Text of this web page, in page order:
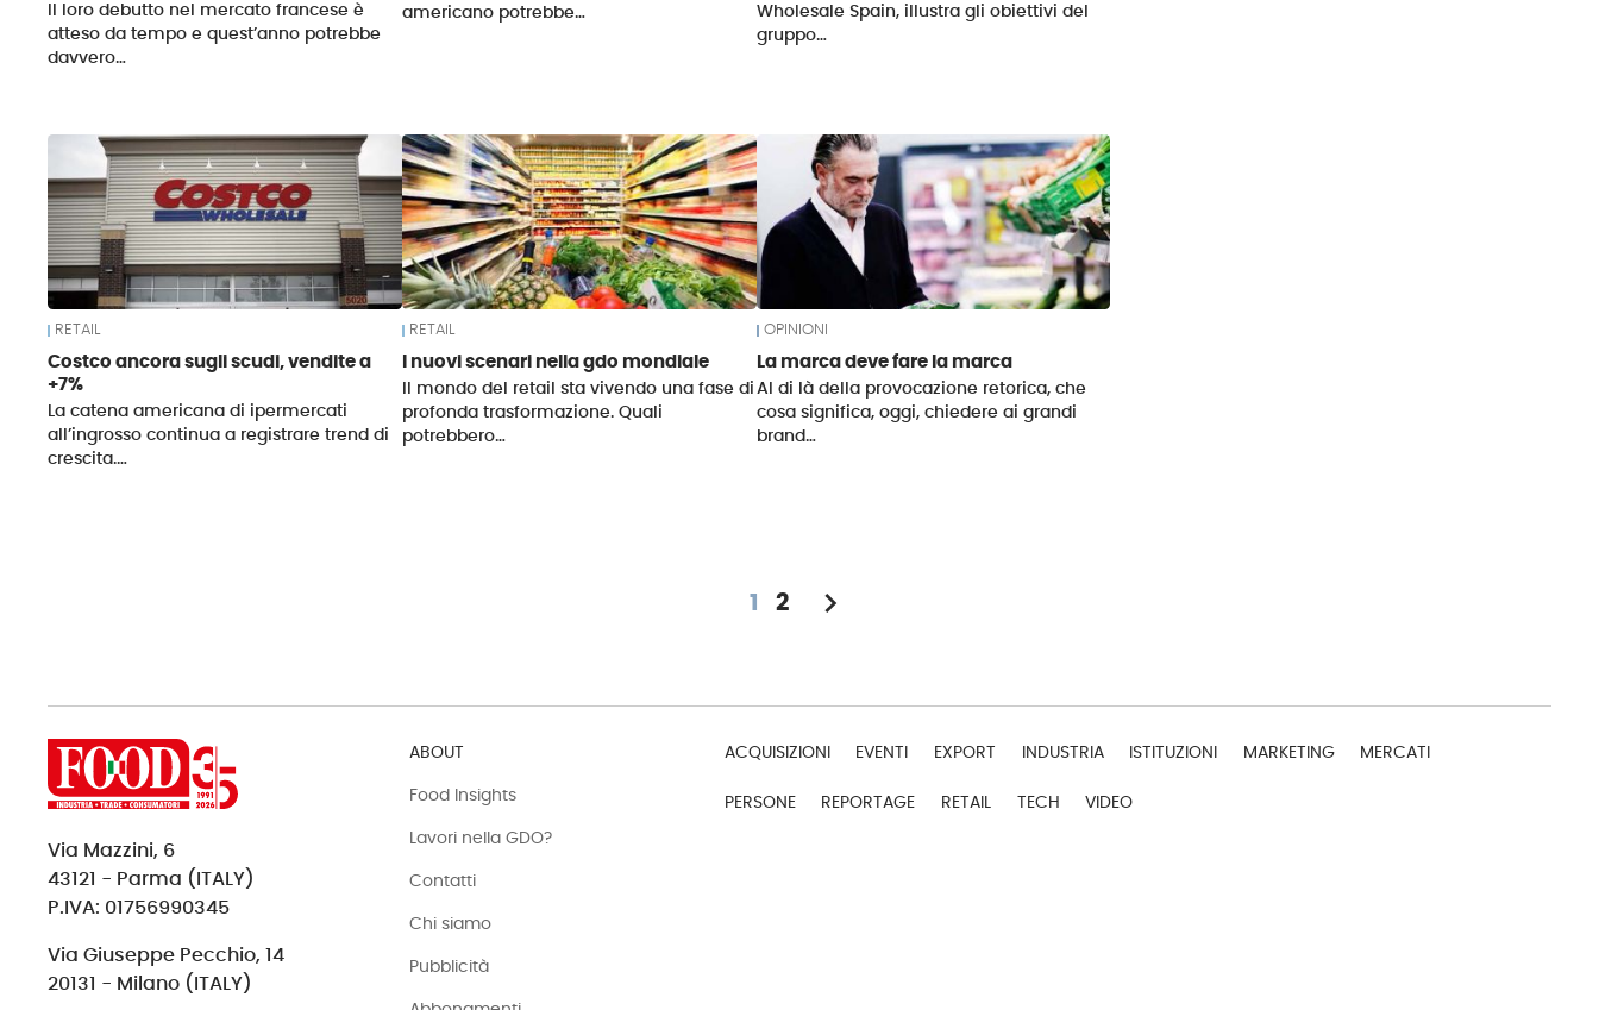
Il loro debutto nel mercato francese è
atteso da tempo e quest’anno potrebbe
davvero…
americano potrebbe…
Wholesale Spain, illustra gli obiettivi del
gruppo…
RETAIL
Costco ancora sugli scudi, vendite a
+7%
La catena americana di ipermercati
all’ingrosso continua a registrare trend di
crescita.…
RETAIL
I nuovi scenari nella gdo mondiale
Il mondo del retail sta vivendo una fase di
profonda trasformazione. Quali
potrebbero…
OPINIONI
La marca deve fare la marca
Al di là della provocazione retorica, che
cosa significa, oggi, chiedere ai grandi
brand…
1 2 chevron_right
Via Mazzini, 6
43121 - Parma (ITALY)
P.IVA: 01756990345
Via Giuseppe Pecchio, 14
20131 - Milano (ITALY)
ABOUT
Food Insights
Lavori nella GDO?
Contatti
Chi siamo
Pubblicità
ACQUISIZIONI EVENTI EXPORT INDUSTRIA ISTITUZIONI MARKETING MERCATI
PERSONE REPORTAGE RETAIL TECH VIDEO